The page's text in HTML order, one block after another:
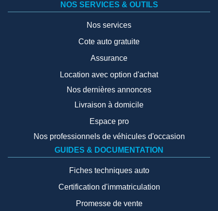
NOS SERVICES & OUTILS
Nos services
Cote auto gratuite
Assurance
Location avec option d'achat
Nos dernières annonces
Livraison à domicile
Espace pro
Nos professionnels de véhicules d'occasion
GUIDES & DOCUMENTATION
Fiches techniques auto
Certification d'immatriculation
Promesse de vente